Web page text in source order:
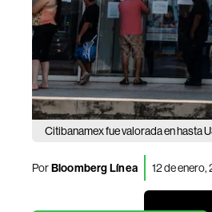
Citibanamex fue valorada en hasta
PorBloomberg Línea 12 de